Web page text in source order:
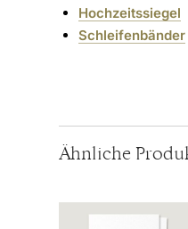
Hochzeitssiegel
Schleifenbänder
Ähnliche